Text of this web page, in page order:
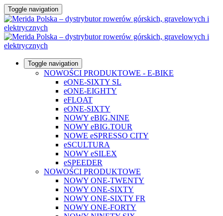
Toggle navigation
Toggle navigation
NOWOŚCI PRODUKTOWE - E-BIKE
eONE-SIXTY SL
eONE-EIGHTY
eFLOAT
eONE-SIXTY
NOWY eBIG.NINE
NOWY eBIG.TOUR
NOWE eSPRESSO CITY
eSCULTURA
NOWY eSILEX
eSPEEDER
NOWOŚCI PRODUKTOWE
NOWY ONE-TWENTY
NOWY ONE-SIXTY
NOWY ONE-SIXTY FR
NOWY ONE-FORTY